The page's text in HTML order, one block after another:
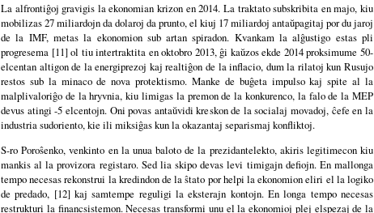
La alfrontiĝoj gravigis la ekonomian krizon en 2014. La traktato subskribita en majo, kiu
mobilizas 27 miliardojn da dolaroj da prunto, el kiuj 17 miliardoj antaŭpagitaj por du jaroj
de la IMF, metas la ekonomion sub artan spiradon. Kvankam la alĝustigo estas pli
progresema [11] ol tiu intertraktita en oktobro 2013, ĝi kaŭzos ekde 2014 proksimume 50-
elcentan altigon de la energiprezoj kaj realtiĝon de la inflacio, dum la rilatoj kun Rusujo
restos sub la minaco de nova protektismo. Manke de buĝeta impulso kaj spite al la
malplivaloriĝo de la hryvnia, kiu limigas la premon de la konkurenco, la falo de la MEP
devus atingi -5 elcentojn. Oni povas antaŭvidi kreskon de la socialaj movadoj, ĉefe en la
industria sudoriento, kie ili miksiĝas kun la okazantaj separismaj konfliktoj.
S-ro Poroŝenko, venkinto en la unua baloto de la prezidantelekto, akiris legitimecon kiu
mankis al la provizora registaro. Sed lia skipo devas levi timigajn defiojn. En mallonga
tempo necesas rekonstrui la kredindon de la ŝtato por helpi la ekonomion eliri el la logiko
de predado, [12] kaj samtempe reguligi la eksterajn kontojn. En longa tempo necesas
restrukturi la financsistemon. Necesas transformi unu el la ekonomioj plej elspezaj de la